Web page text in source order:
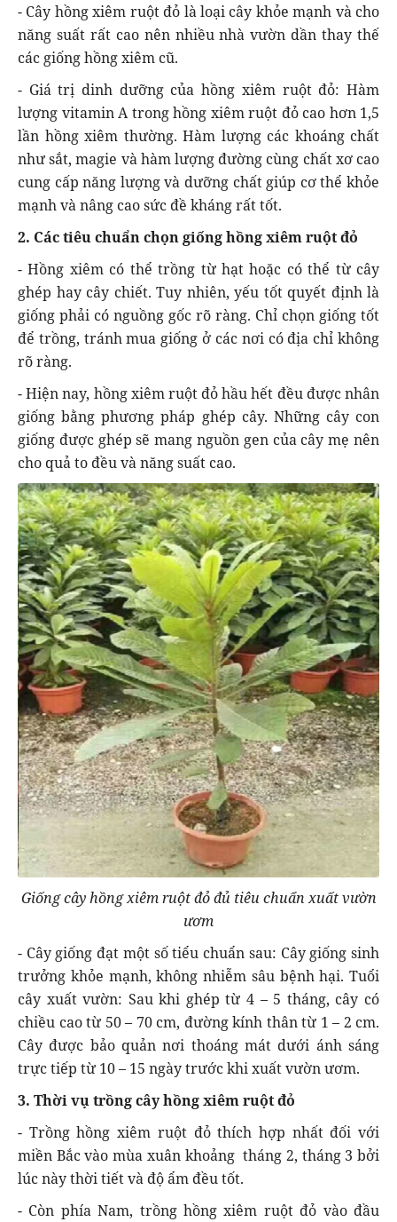
- Cây hồng xiêm ruột đỏ là loại cây khỏe mạnh và cho
năng suất rất cao nên nhiều nhà vườn dần thay thế
các giống hồng xiêm cũ.
- Giá trị dinh dưỡng của hồng xiêm ruột đỏ: Hàm
lượng vitamin A trong hồng xiêm ruột đỏ cao hơn 1,5
lần hồng xiêm thường. Hàm lượng các khoáng chất
như sắt, magie và hàm lượng đường cùng chất xơ cao
cung cấp năng lượng và dưỡng chất giúp cơ thể khỏe
mạnh và nâng cao sức đề kháng rất tốt.
2. Các tiêu chuẩn chọn giống hồng xiêm ruột đỏ
- Hồng xiêm có thể trồng từ hạt hoặc có thể từ cây
ghép hay cây chiết. Tuy nhiên, yếu tốt quyết định là
giống phải có nguồng gốc rõ ràng. Chỉ chọn giống tốt
để trồng, tránh mua giống ở các nơi có địa chỉ không
rõ ràng.
- Hiện nay, hồng xiêm ruột đỏ hầu hết đều được nhân
giống bằng phương pháp ghép cây. Những cây con
giống được ghép sẽ mang nguồn gen của cây mẹ nên
cho quả to đều và năng suất cao.
Giống cây hồng xiêm ruột đỏ đủ tiêu chuẩn xuất vườn
ươm
- Cây giống đạt một số tiểu chuẩn sau: Cây giống sinh
trưởng khỏe mạnh, không nhiễm sâu bệnh hại. Tuổi
cây xuất vườn: Sau khi ghép từ 4 – 5 tháng, cây có
chiều cao từ 50 – 70 cm, đường kính thân từ 1 – 2 cm.
Cây được bảo quản nơi thoáng mát dưới ánh sáng
trực tiếp từ 10 – 15 ngày trước khi xuất vườn ươm.
3. Thời vụ trồng cây hồng xiêm ruột đỏ
- Trồng hồng xiêm ruột đỏ thích hợp nhất đối với
miền Bắc vào mùa xuân khoảng tháng 2, tháng 3 bởi
lúc này thời tiết và độ ẩm đều tốt.
- Còn phía Nam, trồng hồng xiêm ruột đỏ vào đầu